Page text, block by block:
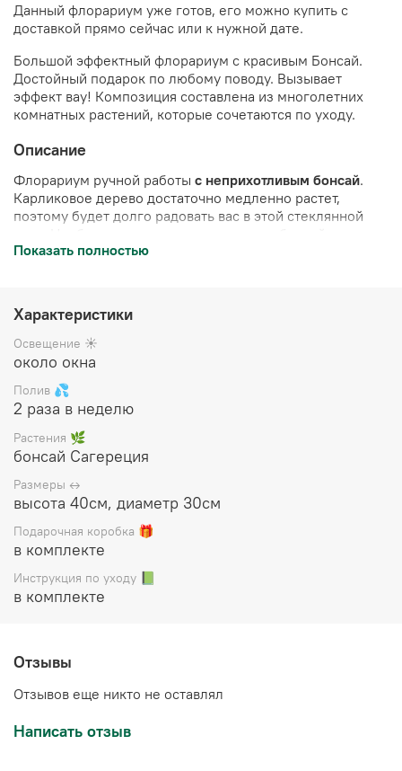
Данный флорариум уже готов, его можно купить с
доставкой прямо сейчас или к нужной дате.
Большой эффектный флорариум с красивым Бонсай.
Достойный подарок по любому поводу. Вызывает
эффект вау! Композиция составлена из многолетних
комнатных растений, которые сочетаются по уходу.
Описание
Флорариум ручной работы с неприхотливым бонсай.
Карликовое дерево достаточно медленно растет,
поэтому будет долго радовать вас в этой стеклянной
формируя крону дерева.
лет)
Цена указана за готовый флорариум
растениями и декором), упакован в белую подарочную
Показать полностью
Характеристики
Освещение ☀️
около окна
Полив 💦
2 раза в неделю
Растения 🌿
бонсай Сагереция
Размеры ↔️
высота 40см, диаметр 30см
Подарочная коробка 🎁
в комплекте
Инструкция по уходу 📗
в комплекте
Отзывы
Отзывов еще никто не оставлял
Написать отзыв